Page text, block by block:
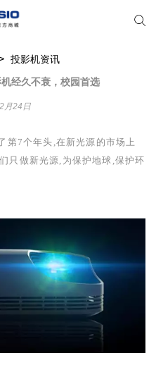
投影机资讯
经久不衰，校园首选
月24日
第 7个年头,在新光源的市场上
只做新光源,为保护地球,保护环